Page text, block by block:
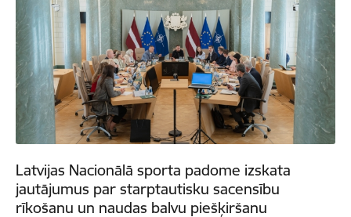
Latvijas Nacionālā sporta padome izskata
jautājumus par starptautisku sacensību
rīkošanu un naudas balvu piešķiršanu